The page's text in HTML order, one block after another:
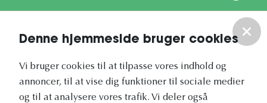
Denne hjemmeside bruger cookies
Vi bruger cookies til at tilpasse vores indhold og
annoncer, til at vise dig funktioner til sociale medier
og til at analysere vores trafik. Vi deler også
Vores nyhedsbrev